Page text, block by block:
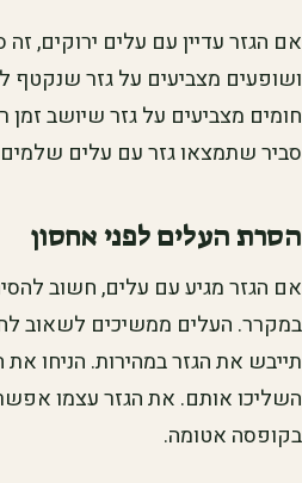
אם הגזר עדיין עם עלים ירוקים, זה
ושופעים מצביעים על גזר שנקטף
חומים מצביעים על גזר שיושב זמן
סביר שתמצאו גזר עם עלים
הסרת העלים לפני אחסון
אם הגזר מגיע עם עלים, חשוב
במקרר. העלים ממשיכים לשאוב
תייבש את הגזר במהירות. הניחו
השליכו אותם. את הגזר עצמו
בקופסה אטומה.